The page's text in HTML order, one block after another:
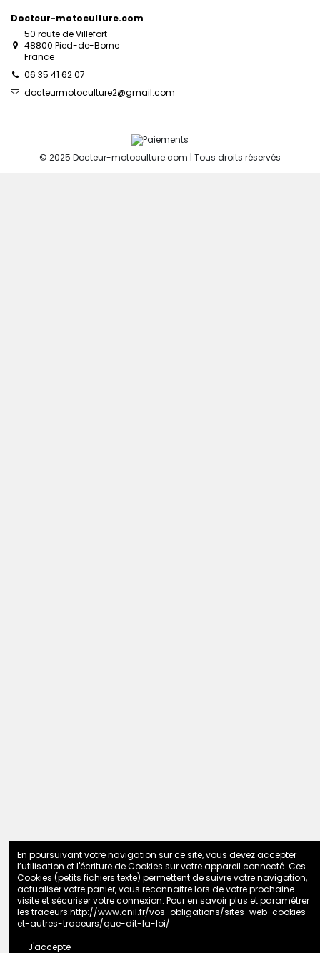
Docteur-motoculture.com
50 route de Villefort
48800 Pied-de-Borne
France
06 35 41 62 07
docteurmotoculture2@gmail.com
© 2025 Docteur-motoculture.com | Tous droits réservés
En poursuivant votre navigation sur ce site, vous devez accepter
l’utilisation et l'écriture de Cookies sur votre appareil connecté. Ces
Cookies (petits fichiers texte) permettent de suivre votre navigation,
actualiser votre panier, vous reconnaitre lors de votre prochaine
visite et sécuriser votre connexion. Pour en savoir plus et paramétrer
les traceurs:http://www.cnil.fr/vos-obligations/sites-web-cookies-
et-autres-traceurs/que-dit-la-loi/
J'accepte